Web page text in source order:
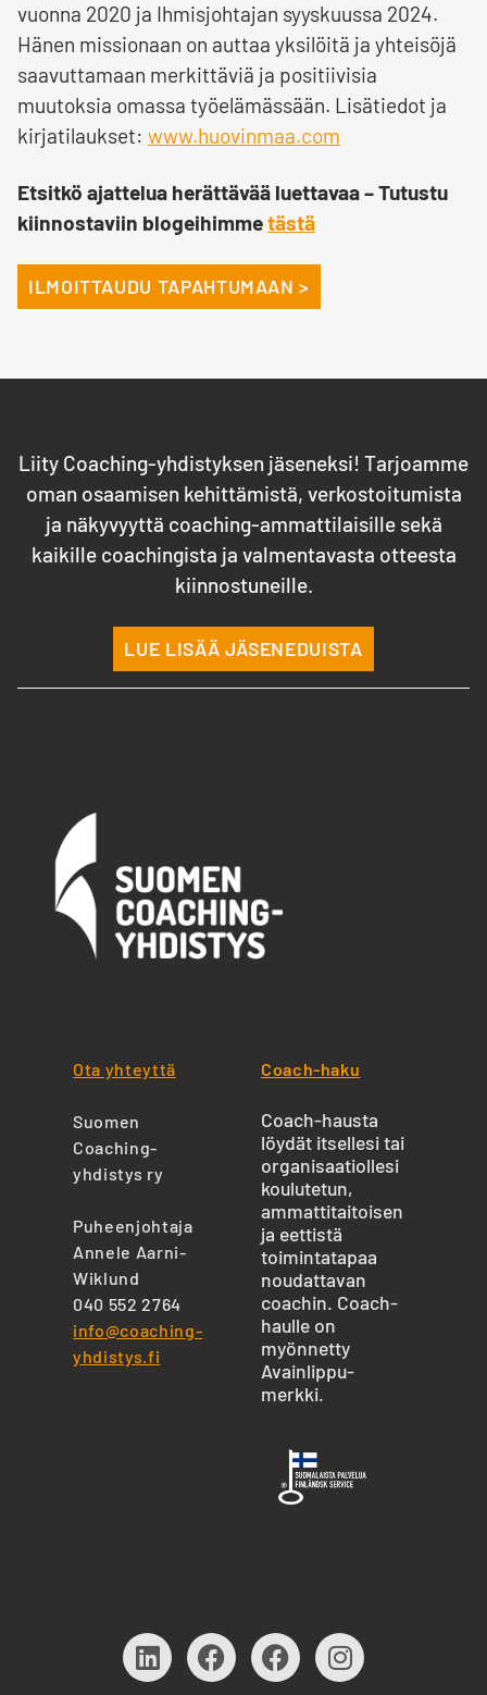
vuonna 2020 ja Ihmisjohtajan syyskuussa 2024.
Hänen missionaan on auttaa yksilöitä ja yhteisöjä
saavuttamaan merkittäviä ja positiivisia
muutoksia omassa työelämässään. Lisätiedot ja
kirjatilaukset: www.huovinmaa.com
Etsitkö ajattelua herättävää luettavaa – Tutustu
kiinnostaviin blogeihimmetästä
ILMOITTAUDU TAPAHTUMAAN >
Liity Coaching-yhdistyksen jäseneksi! Tarjoamme
oman osaamisen kehittämistä, verkostoitumista
ja näkyvyyttä coaching-ammattilaisille sekä
kaikille coachingista ja valmentavasta otteesta
kiinnostuneille.
LUE LISÄÄ JÄSENEDUISTA
Ota yhteyttä
Suomen
Coaching-
yhdistys ry
Puheenjohtaja
Annele Aarni-
Wiklund
040 552 2764
info@coaching-
yhdistys.fi
Coach-haku
Coach-hausta
löydät itsellesi tai
organisaatiollesi
koulutetun,
ammattitaitoisen
ja eettistä
toimintatapaa
noudattavan
coachin. Coach-
haulle on
myönnetty
Avainlippu-
merkki.